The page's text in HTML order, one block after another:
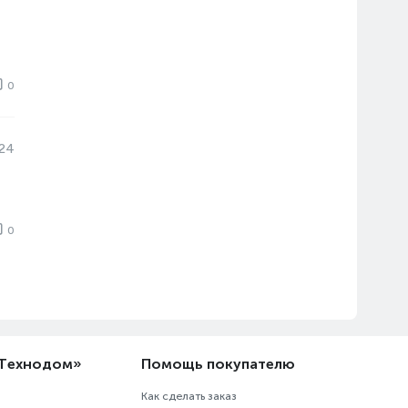
0
0
Помощь покупателю
Как сделать заказ